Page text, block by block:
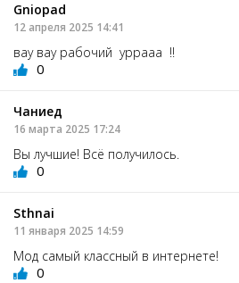
Gniopad
12 апреля 2025 14:41
вау вау рабочий уррааа !!
0
Чаниед
16 марта 2025 17:24
Вы лучшие! Всё получилось.
0
Sthnai
11 января 2025 14:59
Мод самый классный в интернете!
0